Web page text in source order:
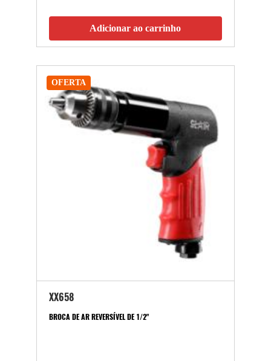
Adicionar ao carrinho
OFERTA
XX658
BROCA DE AR REVERSÍVEL DE 1/2"